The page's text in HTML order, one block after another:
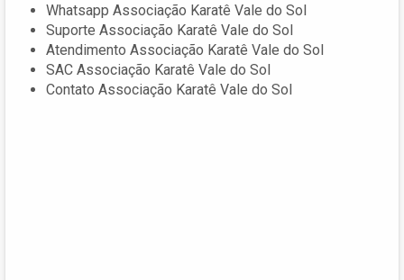
Whatsapp Associação Karatê Vale do Sol
Suporte Associação Karatê Vale do Sol
Atendimento Associação Karatê Vale do Sol
SAC Associação Karatê Vale do Sol
Contato Associação Karatê Vale do Sol